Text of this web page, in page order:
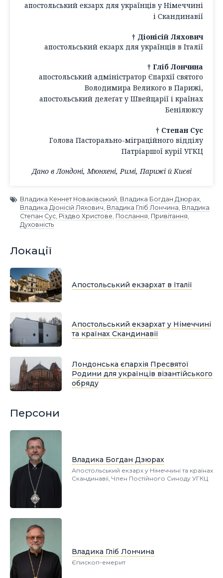
апостольський екзарх для українців у Німеччині
і Скандинавії
† Діонісій Ляхович
апостольський екзарх для українців в Італії
† Гліб Лончина
апостольський адміністратор Єпархії святого
Володимира Великого в Парижі,
апостольський делеґат у Швейцарії і країнах
Бенілюксу
† Степан Сус
Голова Пасторально-міграційного відділу
Патріаршої курії УГКЦ
Дано в Лондоні, Мюнхені, Римі, Парижі й Києві
Владика Кеннет Новаківський Владика Богдан Дзюрах
Владика Діонісій Ляхович Владика Гліб Лончина Владика
Степан Сус Різдво Христове Послання Привітання
Духовність
Локації
Апостольський екзархат в Італії
Апостольський екзархат у Німеччині
та країнах Скандинавії
Лондонська єпархія Пресвятої
Родини для українців візантійського
обряду
Персони
Владика Богдан Дзюрах
Апостольський екзарх у Німеччині та країнах
Скандинавії, Член Постійного Синоду УГКЦ
Владика Гліб Лончина
Єпископ-емерит